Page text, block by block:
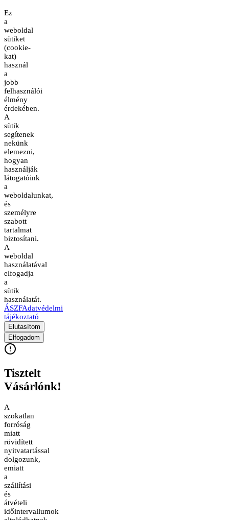
Ez
a
weboldal
sütiket
(cookie-
kat)
használ
a
jobb
felhasználói
élmény
érdekében.
A
sütik
segítenek
nekünk
elemezni,
hogyan
használják
látogatóink
a
weboldalunkat,
és
személyre
szabott
tartalmat
biztosítani.
A
weboldal
használatával
elfogadja
a
sütik
használatát.
ÁSZFAdatvédelmi
tájékoztató
Elutasítom
Elfogadom
Tisztelt
Vásárlónk!
A
szokatlan
forróság
miatt
rövidített
nyitvatartással
dolgozunk,
emiatt
a
szállítási
és
átvételi
időintervallumok